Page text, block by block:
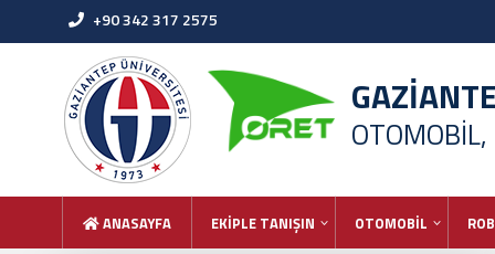
+90 342 317 2575
ANASAYFA EKİPLE TANIŞIN OTOMOBİL